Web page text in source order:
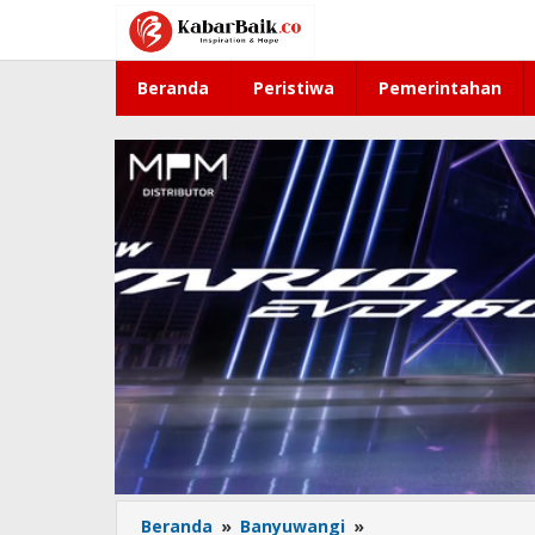
konten
Beranda Peristiwa Pemerintahan
Beranda » Banyuwangi »